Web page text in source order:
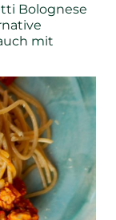
Bolognese
mit